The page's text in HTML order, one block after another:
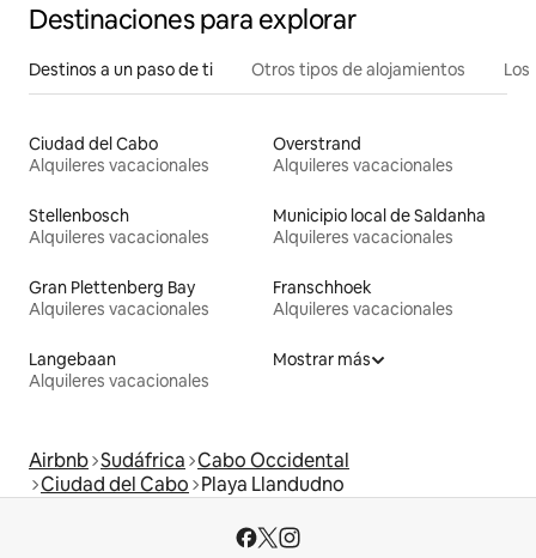
Destinaciones para explorar
Destinos a un paso de ti Otros tipos de alojamientos
Ciudad del Cabo
Alquileres vacacionales
Overstrand
Alquileres vacacionales
Stellenbosch
Alquileres vacacionales
Municipio local de Saldanha
Alquileres vacacionales
Gran Plettenberg Bay
Alquileres vacacionales
Franschhoek
Alquileres vacacionales
Langebaan
Alquileres vacacionales
Mostrar más
Airbnb Sudáfrica Cabo Occidental
Ciudad del Cabo Playa Llandudno